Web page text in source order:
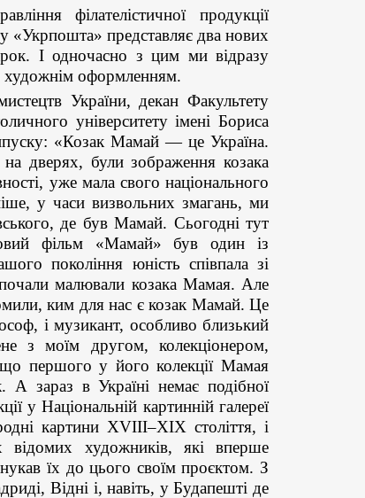
філателістичної продукції
«Укрпошта» представляє два нових
І одночасно з цим ми відразу
художнім оформленням.
України, декан Факультету
університету імені Бориса
«Козак Мамай — це Україна.
дверях, були зображення козака
уже мала свого національного
у часи визвольних змагань, ми
де був Мамай. Сьогодні тут
фільм «Мамай» був один із
покоління юність співпала зі
малювали козака Мамая. Але
ким для нас є козак Мамай. Це
і музикант, особливо близький
з моїм другом, колекціонером,
першого у його колекції Мамая
зараз в Україні немає подібної
у Національній картинній галереї
картини XVIII–XIX століття, і
художників, які вперше
їх до цього своїм проєктом. З
Відні і, навіть, у Будапешті де